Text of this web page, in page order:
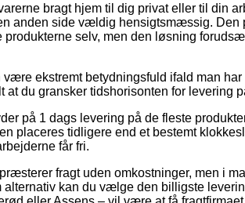
bragt hjem til dig privat eller til din
anden side vældig hensigtsmæssig. Den
selv, men den løsning
ekstremt betydningsfuld ifald man
at du gransker tidshorisonten for levering
på 1 dags levering på de fleste
placeres tidligere end et bestemt
får fri.
fragt uden omkostninger, men i
alternativ kan du vælge den billigste